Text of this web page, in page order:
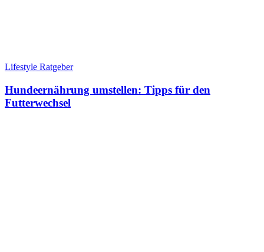
Lifestyle Ratgeber
Hundeernährung umstellen: Tipps für den
Futterwechsel